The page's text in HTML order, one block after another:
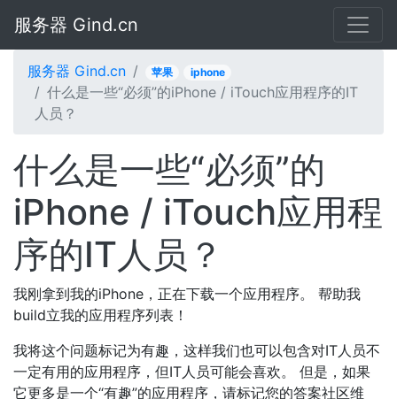
服务器 Gind.cn
服务器 Gind.cn 苹果 iphone
什么是一些“必须”的iPhone / iTouch应用程序的IT
人员？
什么是一些“必须”的
iPhone / iTouch应用程
序的IT人员？
我刚拿到我的iPhone，正在下载一个应用程序。 帮助我
build立我的应用程序列表！
我将这个问题标记为有趣，这样我们也可以包含对IT人员不
一定有用的应用程序，但IT人员可能会喜欢。 但是，如果
它更多是一个“有趣”的应用程序，请标记您的答案社区维